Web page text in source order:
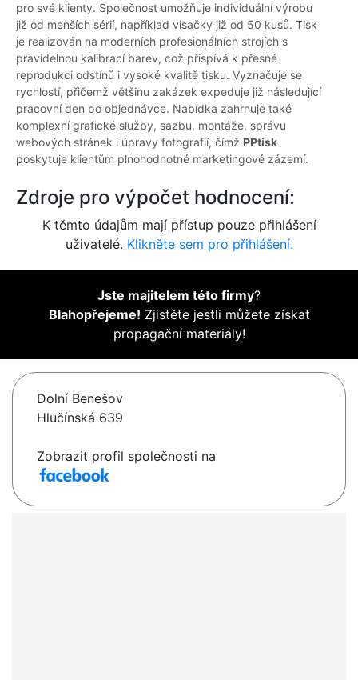
pro své klienty. Společnost umožňuje individuální výrobu
již od menších sérií, například visačky již od 50 kusů. Tisk
je realizován na moderních profesionálních strojích s
pravidelnou kalibrací barev, což přispívá k přesné
reprodukci odstínů i vysoké kvalitě tisku. Vyznačuje se
rychlostí, přičemž většinu zakázek expeduje již následující
pracovní den po objednávce. Nabídka zahrnuje také
komplexní grafické služby, sazbu, montáže, správu
webových stránek i úpravy fotografií, čímž PPtisk
poskytuje klientům plnohodnotné marketingové zázemí.
Zdroje pro výpočet hodnocení:
K těmto údajům mají přístup pouze přihlášení
uživatelé. Klikněte sem pro přihlášení.
Jste majitelem této firmy?
Blahopřejeme! Zjistěte jestli můžete získat
propagační materiály!
Dolní Benešov
Hlučínská 639
Zobrazit profil společnosti na